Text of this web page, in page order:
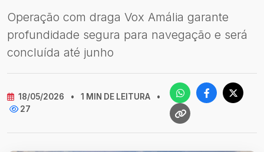
Operação com draga Vox Amália garante
profundidade segura para navegação e será
concluída até junho
18/05/2026 • 1 MIN DE LEITURA
•
27